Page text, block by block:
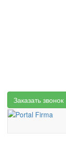
Заказать звонок